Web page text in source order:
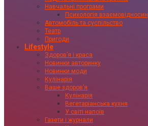
Навчальні програми
Психологія взаємовідносин
Автомобіль та суспільство
Театр
Пригоди
Lifestyle
Здоровʼя і краса
Новинки авторинку
Новинки моди
Кулінарія
Ваше здоровʼя
Кулінарія
Вегетаріанська кухня
У світі напоїв
Газети і журнали